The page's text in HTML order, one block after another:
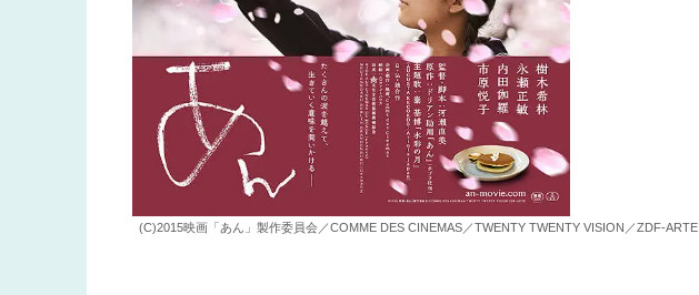
(C)2015映画「あん」製作委員会／COMME DES CINEMAS／TWENTY TWENTY VISION／ZDF-ARTE